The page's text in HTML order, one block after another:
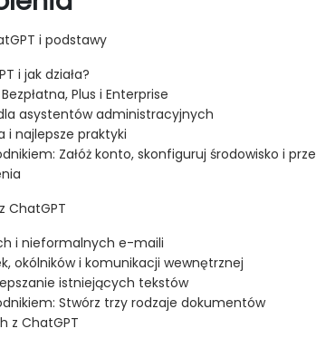
i podstawy
i jak działa?
Plus i Enterprise
asystentów administracyjnych
i najlepsze praktyki
Załóż konto, skonfiguruj środowisko i
ChatGPT
i nieformalnych e-maili
okólników i komunikacji wewnętrznej
istniejących tekstów
Stwórz trzy rodzaje dokumentów
z ChatGPT